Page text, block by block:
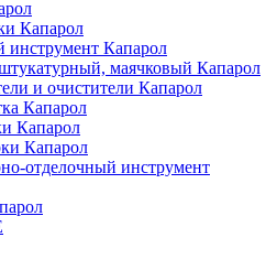
Капарол
Капарол
маячковый Капарол
и очистители Капарол
Капарол
Капарол
Капарол
отделочный инструмент